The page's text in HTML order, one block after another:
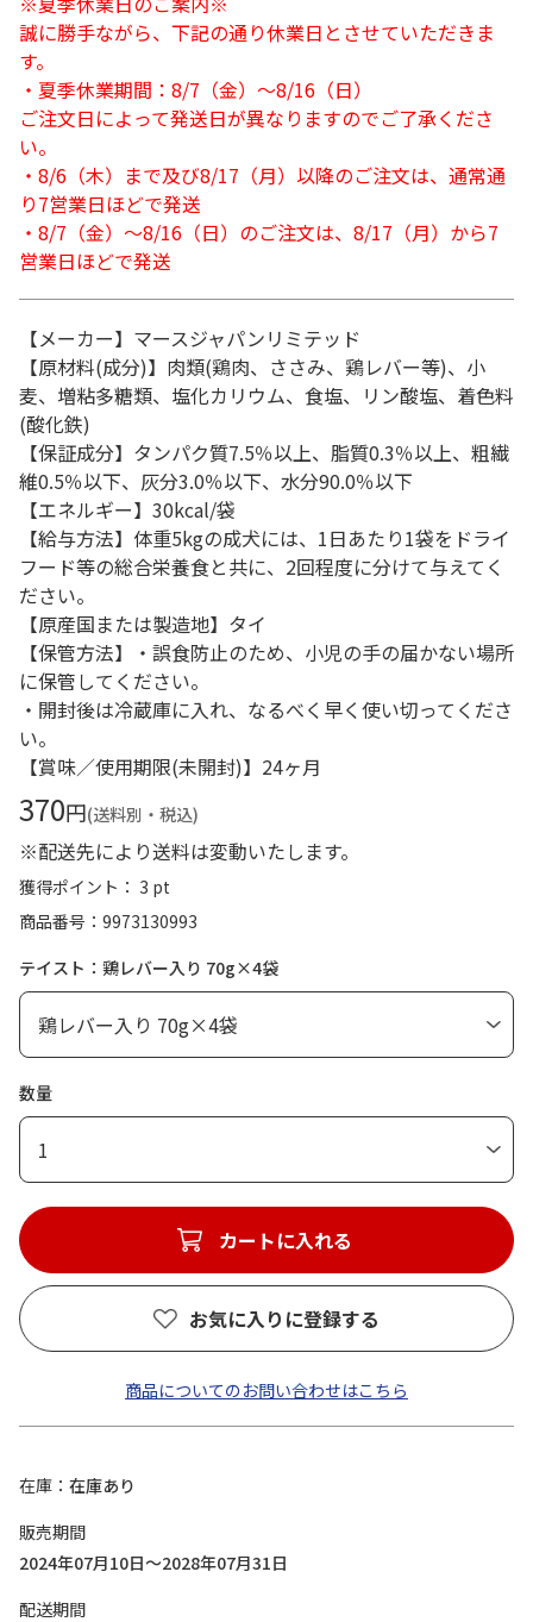
誠に勝手ながら、下記の通り休業日とさせていただきま
す。
・夏季休業期間：8/7（金）～8/16（日）
ご注文日によって発送日が異なりますのでご了承くださ
い。
・8/6（木）まで及び8/17（月）以降のご注文は、通常通
り7営業日ほどで発送
・8/7（金）～8/16（日）のご注文は、8/17（月）から7
営業日ほどで発送
【メーカー】マースジャパンリミテッド
【原材料(成分)】肉類(鶏肉、ささみ、鶏レバー等)、小
麦、増粘多糖類、塩化カリウム、食塩、リン酸塩、着色料
(酸化鉄)
【保証成分】タンパク質7.5％以上、脂質0.3％以上、粗繊
維0.5％以下、灰分3.0％以下、水分90.0％以下
【エネルギー】30kcal/袋
【給与方法】体重5kgの成犬には、1日あたり1袋をドライ
フード等の総合栄養食と共に、2回程度に分けて与えてく
ださい。
【原産国または製造地】タイ
【保管方法】・誤食防止のため、小児の手の届かない場所
に保管してください。
・開封後は冷蔵庫に入れ、なるべく早く使い切ってくださ
い。
【賞味／使用期限(未開封)】24ヶ月
370円(送料別・税込)
※配送先により送料は変動いたします。
獲得ポイント： 3 pt
商品番号
9973130993
テイスト：鶏レバー入り 70g×4袋
数量
1
カートに入れる
お気に入りに登録する
商品についてのお問い合わせはこちら
在庫
在庫あり
販売期間
2024年07月10日～2028年07月31日
配送期間